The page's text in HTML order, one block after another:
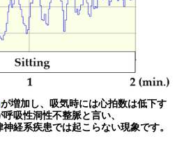
が増加し、吸気時には心拍数は低下す
吸性洞性不整脈と言い、
経系疾患では起こらない現象です。